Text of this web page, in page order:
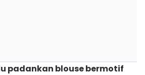
padankan blouse bermotif